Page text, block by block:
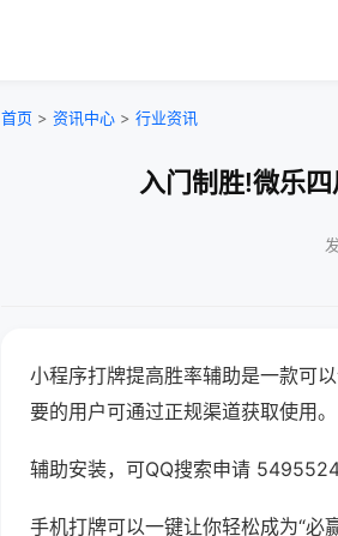
首页 > 资讯中心 > 行业资讯
入门制胜!微乐
小程序打牌提高胜率辅助是一款可
要的用户可通过正规渠道获取使用。
辅助安装，可QQ搜索申请
手机打牌可以一键让你轻松成为“必